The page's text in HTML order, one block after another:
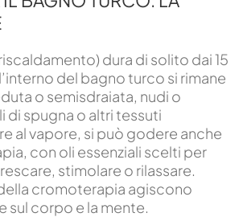
dura di solito dai 15
del bagno turco si rimane
o semisdraiata, nudi o
di spugna o altri tessuti
al vapore, si può godere anche
con oli essenziali scelti per
stimolare o rilassare.
cromoterapia agiscono
sul corpo e la mente.